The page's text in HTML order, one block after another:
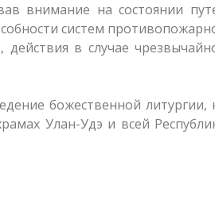
внимание на состоянии
систем
в случае
божественной литургии,
Улан-Удэ и всей